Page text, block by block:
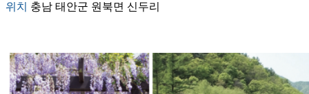
위치 충남 태안군 원북면 신두리